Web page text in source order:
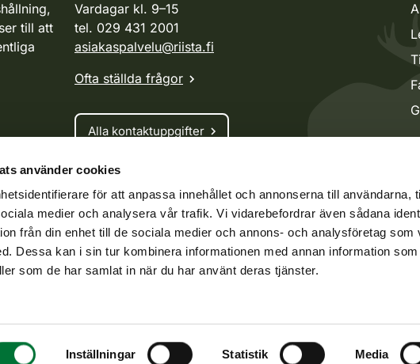
använder cookies
för att anpassa innehållet och annonserna till användarna,
medier och analysera vår trafik. Vi vidarebefordrar även sådana
från din enhet till de sociala medier och annons- och analysföretag som
Dessa kan i sin tur kombinera informationen med annan information
som de har samlat in när du har använt deras tjänster.
Inställningar Statistik Media
till att
Vardagar kl. 9–15
tel. 029 431 2001
asiakaspalvelu@riista.fi
Ofta ställda frågor
Alla kontaktuppgifter
Jaktkort
Oma riista -tjänsten
Ansökan om licenser och dispenser
Användarvillkor Handlingsoffentlighet